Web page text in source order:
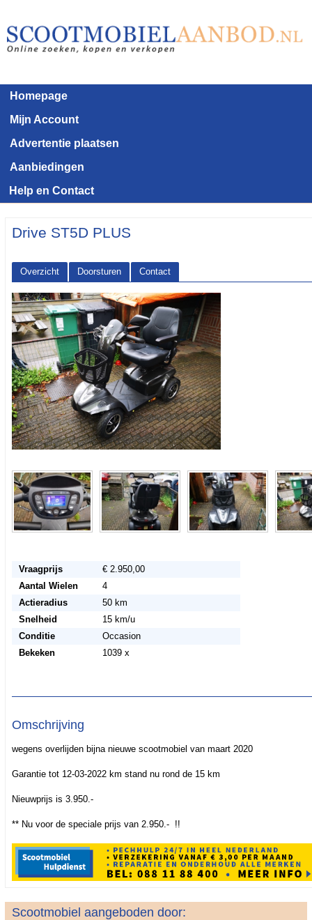
Homepage
Mijn Account
Advertentie plaatsen
Aanbiedingen
Help en Contact
Drive ST5D PLUS
Overzicht Doorsturen
Contact
<< Terug naar het advertentie overzicht
Vraagprijs
€ 2.950,00
Aantal Wielen
4
Actieradius
50 km
Snelheid
15 km/u
Conditie
Occasion
Bekeken
1039 x
Omschrijving
wegens overlijden bijna nieuwe scootmobiel van maart 2020
Garantie tot 12-03-2022 km stand nu rond de 15 km
Nieuwprijs is 3.950.-
** Nu voor de speciale prijs van 2.950.- !!
Scootmobiel aangeboden door: